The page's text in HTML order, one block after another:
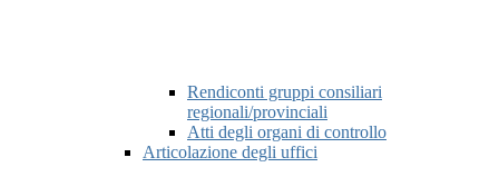
Rendiconti gruppi consiliari
regionali/provinciali
Atti degli organi di controllo
Articolazione degli uffici